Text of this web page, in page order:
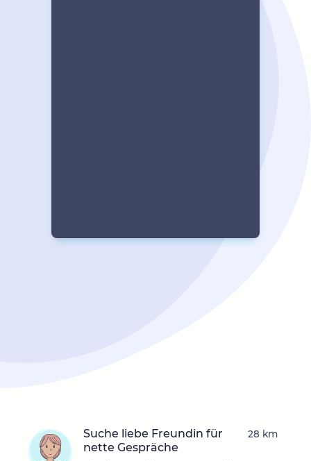
Suche liebe Freundin für
nette Gespräche
28 km